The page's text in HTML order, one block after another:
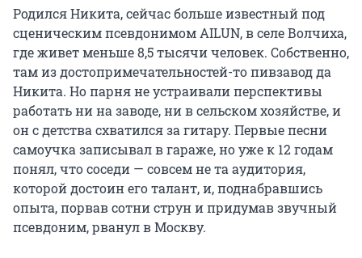
Родился Никита, сейчас больше известный под
сценическим псевдонимом AILUN, в селе Волчиха,
где живет меньше 8,5 тысячи человек. Собственно,
там из достопримечательностей-то пивзавод да
Никита. Но парня не устраивали перспективы
работать ни на заводе, ни в сельском хозяйстве, и
он с детства схватился за гитару. Первые песни
самоучка записывал в гараже, но уже к 12 годам
понял, что соседи — совсем не та аудитория,
которой достоин его талант, и, поднабравшись
опыта, порвав сотни струн и придумав звучный
псевдоним, рванул в Москву.